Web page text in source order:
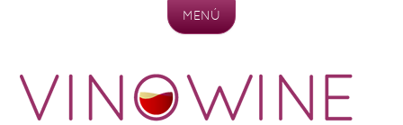
MENÚ